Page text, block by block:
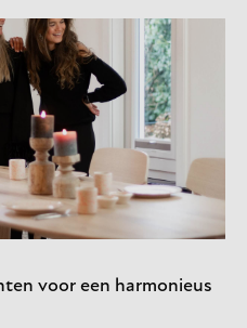
voor een harmonieus